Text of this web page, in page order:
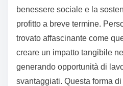
benessere sociale e la
profitto a breve termine.
trovato affascinante come
creare un impatto tangibile
generando opportunità di
svantaggiati. Questa forma